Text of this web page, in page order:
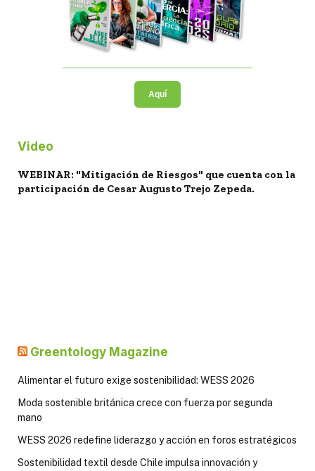
Aquí
Video
WEBINAR: "Mitigación de Riesgos" que cuenta con la
participación de Cesar Augusto Trejo Zepeda.
Greentology Magazine
Alimentar el futuro exige sostenibilidad: WESS 2026
Moda sostenible británica crece con fuerza por segunda
mano
WESS 2026 redefine liderazgo y acción en foros estratégicos
Sostenibilidad textil desde Chile impulsa innovación y